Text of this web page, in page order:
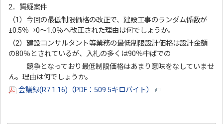
2．質疑案件
（1）今回の最低制限価格の改正で、建設工事のランダム係数が
±0.5％→0～1.0％へ改正された理由は何でしょうか。
（2）建設コンサルタント等業務の最低制限設計価格は設計金額
の80％とされているが、入札の多くは90％中ばでの
競争となっており最低制限価格はあまり意味をなしていませ
ん。理由は何でしょうか。
会議録(R7.1.16)（PDF：509.5キロバイト）